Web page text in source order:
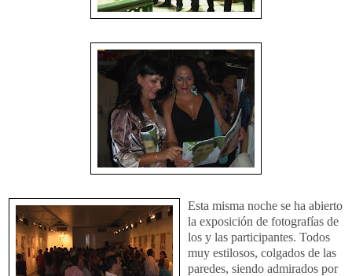
Esta misma noche se ha abierto
la exposición de fotografías de
los y las participantes. Todos
muy estilosos, colgados de las
paredes, siendo admirados por